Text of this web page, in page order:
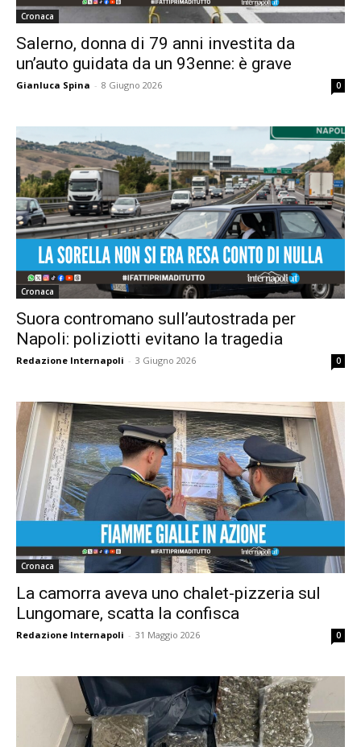
Cronaca
Salerno, donna di 79 anni investita da
un’auto guidata da un 93enne: è grave
Gianluca Spina - 8 Giugno 2026 0
Cronaca
Suora contromano sull’autostrada per
Napoli: poliziotti evitano la tragedia
Redazione Internapoli - 3 Giugno 2026 0
Cronaca
La camorra aveva uno chalet-pizzeria sul
Lungomare, scatta la confisca
Redazione Internapoli - 31 Maggio 2026 0